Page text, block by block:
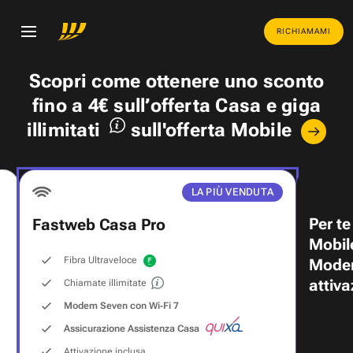
RICHIAMAMI
Scopri come ottenere uno sconto
fino a 4€ sull’offerta Casa egiga
illimitati
sull'offerta Mobile
LA PIÙ VENDUTA
Fastweb Casa Pro
Fibra Ultraveloce
Chiamate illimitate
Modem Seven con Wi‑Fi 7
Assicurazione Assistenza Casa
Per